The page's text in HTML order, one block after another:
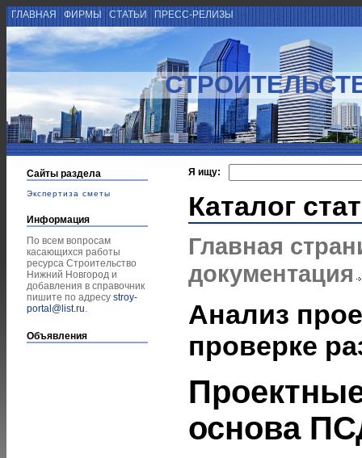
ГЛАВНАЯ ФИРМЫ СТАТЬИ ПРЕСС-РЕЛИЗЫ
Сайты раздела
Экспертиза сметы
Информация
По всем вопросам
касающихся работы
ресурса Строительство
Нижний Новгород и
добавления в справочник
пишите по адресу stroy-
portal@list.ru.
Объявления
Я ищу:
Каталог
Главная
документация
Анализ
проверке
основа